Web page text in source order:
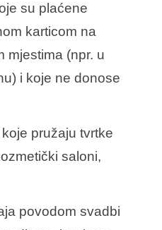
su plaćene
karticom na
mjestima (npr. u
i koje ne donose
pružaju tvrtke
saloni,
povodom svadbi